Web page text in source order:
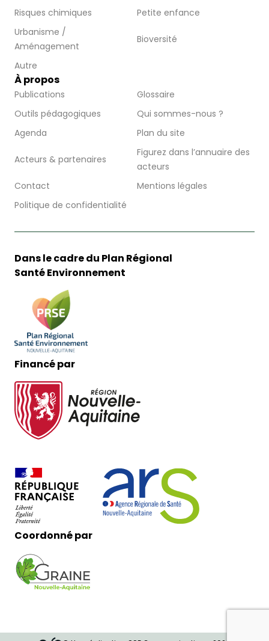
Risques chimiques
Petite enfance
Urbanisme /
Aménagement
Bioversité
Autre
À propos
Publications
Glossaire
Outils pédagogiques
Qui sommes-nous ?
Agenda
Plan du site
Acteurs & partenaires
Figurez dans l’annuaire des
acteurs
Contact
Mentions légales
Politique de confidentialité
Dans le cadre du Plan Régional
Santé Environnement
Financé par
Coordonné par